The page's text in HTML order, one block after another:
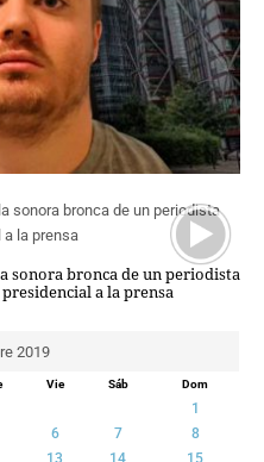
sonora bronca de un periodista
a la prensa
2019
Vie Sáb Dom
1
6 7
8